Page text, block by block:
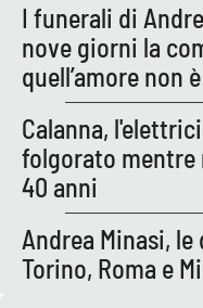
I funerali di
nove giorni la
quell’amore non
Calanna,
folgorato
40 anni
Andrea Minasi,
Torino, Roma e